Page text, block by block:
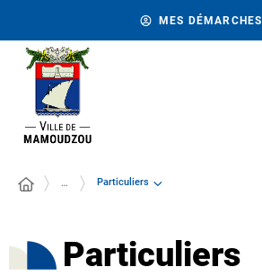
MES DÉMARCHES
… Particuliers
Particuliers